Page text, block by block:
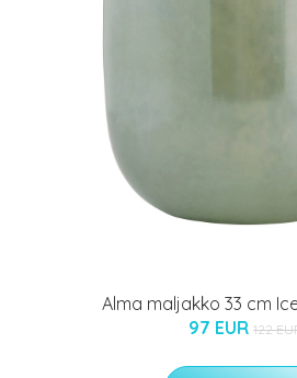
Alma maljakko 33 cm
97 EUR 122